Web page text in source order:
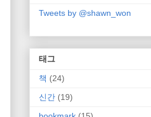
Tweets by @shawn_won
태그
책 (24)
신간 (19)